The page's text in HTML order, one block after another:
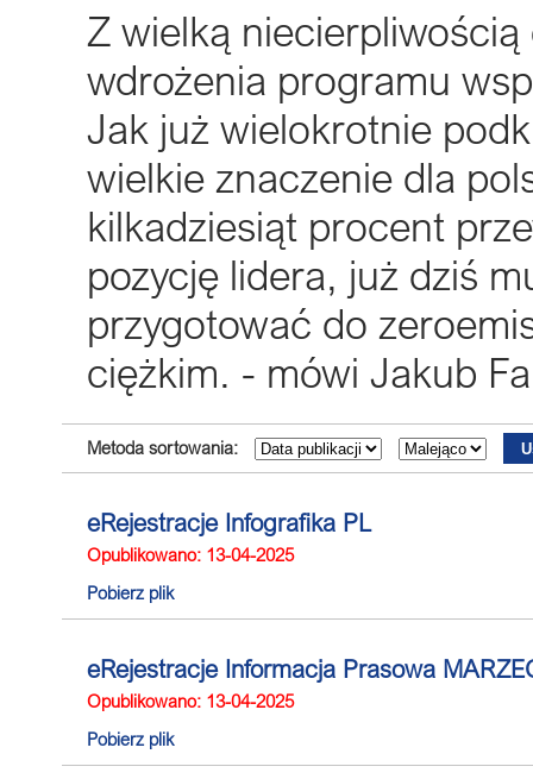
Z wielką
wdrożenia programu
Jak już wielokrotnie
wielkie znaczenie dla
kilkadziesiąt procent
pozycję lidera, już dziś
przygotować do
ciężkim. - mówi Jakub
Metoda sortowania:
eRejestracje Infografika PL
Opublikowano: 13-04-2025
Pobierz plik
eRejestracje Informacja Prasowa
Opublikowano: 13-04-2025
Pobierz plik